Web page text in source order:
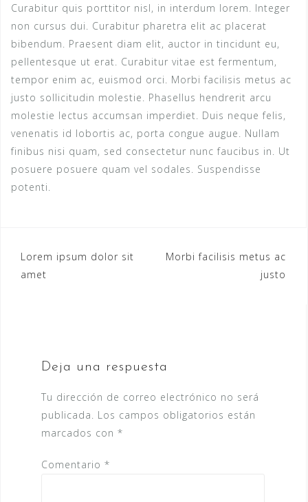
Curabitur quis porttitor nisl, in interdum lorem. Integer
non cursus dui. Curabitur pharetra elit ac placerat
bibendum. Praesent diam elit, auctor in tincidunt eu,
pellentesque ut erat. Curabitur vitae est fermentum,
tempor enim ac, euismod orci. Morbi facilisis metus ac
justo sollicitudin molestie. Phasellus hendrerit arcu
molestie lectus accumsan imperdiet. Duis neque felis,
venenatis id lobortis ac, porta congue augue. Nullam
finibus nisi quam, sed consectetur nunc faucibus in. Ut
posuere posuere quam vel sodales. Suspendisse
potenti.
Navegación
de
Lorem ipsum dolor sit
amet
Morbi facilisis metus ac
justo
Deja una respuesta
Tu dirección de correo electrónico no será
publicada. Los campos obligatorios están
marcados con *
Comentario *